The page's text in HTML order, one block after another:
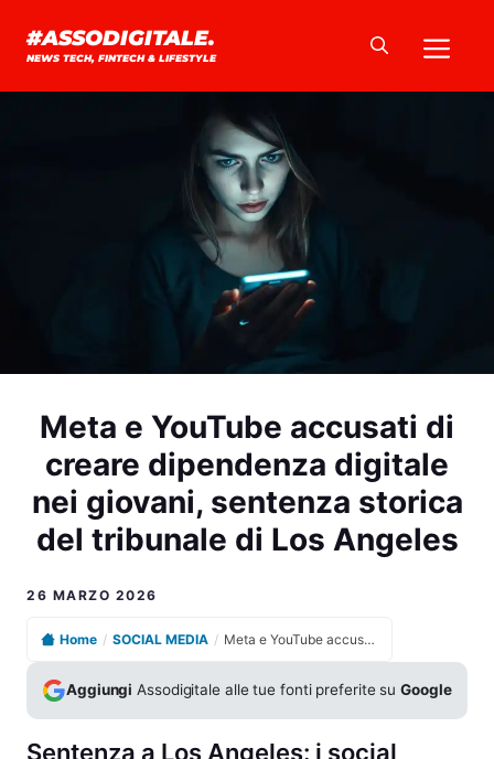
#ASSODIGITALE.
NEWS TECH, FINTECH & LIFESTYLE
Meta e YouTube accusati di
creare dipendenza digitale
nei giovani, sentenza storica
del tribunale di Los Angeles
26 MARZO 2026
Home / SOCIAL MEDIA / Meta e YouTube accusati di creare dipendenza digitale nei giovani, sentenza storica del tribunale di Los Angeles
Aggiungi Assodigitale alle tue fonti preferite suGoogle
Sentenza a Los Angeles: i social